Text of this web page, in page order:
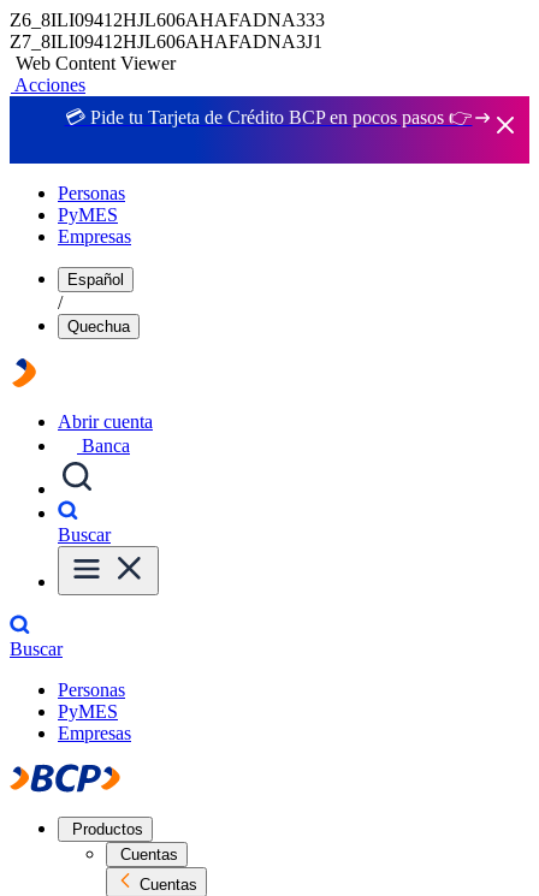
Z6_8ILI09412HJL606AHAFADNA333
Z7_8ILI09412HJL606AHAFADNA3J1
Web Content Viewer
Acciones
💳 Pide tu Tarjeta de Crédito BCP en pocos pasos 👉
Personas
PyMES
Empresas
Español
/
Quechua
Abrir cuenta
Banca
Buscar
Buscar
Personas
PyMES
Empresas
Productos
Cuentas
Cuentas